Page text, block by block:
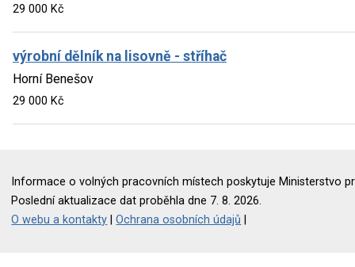
29 000 Kč
výrobní dělník na lisovně - stříhač
Horní Benešov
29 000 Kč
Informace o volných pracovních místech poskytuje Ministerstvo
Poslední aktualizace dat proběhla dne 7. 8. 2026.
O webu a kontakty |Ochrana osobních údajů